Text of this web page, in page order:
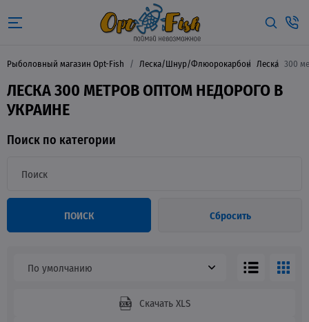
Рыболовный магазин Opt-Fish Леска/Шнур/Флюорокарбон Леска 300
ЛЕСКА 300 МЕТРОВ ОПТОМ НЕДОРОГО В
УКРАИНЕ
Поиск по категории
ПОИСК Сбросить
По умолчанию
Скачать XLS